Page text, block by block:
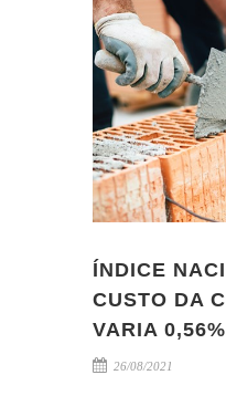
ÍNDICE
CUSTO DA
VARIA
26/08/2021